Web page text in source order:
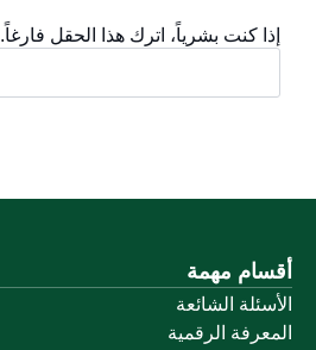
إذا كنت بشرياً، اترك هذا الحقل فارغاً.
أقسام مهمة
الأسئلة الشائعة
المعرفة الرقمية